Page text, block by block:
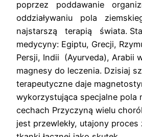
poprzez poddawanie
oddziaływaniu pola
najstarszą terapią świata.
medycyny: Egiptu, Grecji,
Persji, Indii (Ayurveda), Arabii
magnesy do leczenia. Dzisiaj
terapeutyczne daje
wykorzystująca specjalne pola
cechach Przyczyną wielu
jest przewlekły, utajony proces